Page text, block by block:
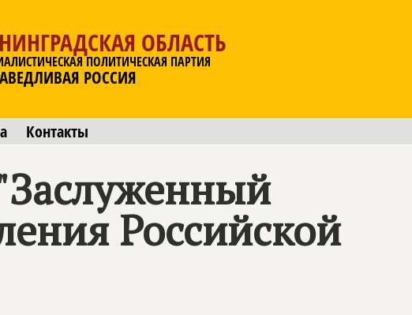
ОБЛАСТЬ
ПОЛИТИЧЕСКАЯ ПАРТИЯ
РОССИЯ
Контакты
Российской